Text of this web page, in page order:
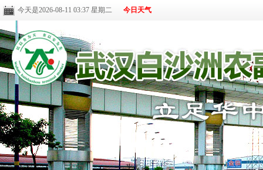
今天是2026-08-11 03:37 星期二 今日天气